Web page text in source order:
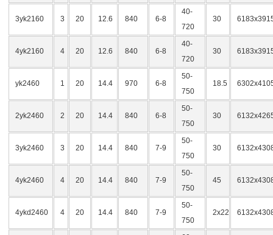
3yk2160 3 20 12.6 840 6-8
40-
720
30
4yk2160 4 20 12.6 840 6-8
40-
720
30
yk2460 1 20 14.4 970 6-8
50-
750
18.5
2yk2460 2 20 14.4 840 6-8
50-
750
30
3yk2460 3 20 14.4 840 7-9
50-
750
30
4yk2460 4 20 14.4 840 7-9
50-
750
45
4ykd2460 4 20 14.4 840 7-9
50-
750
2x22